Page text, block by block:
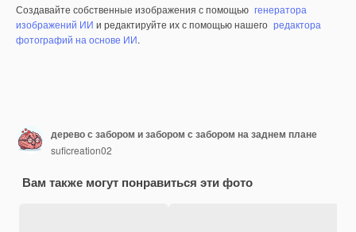
Создавайте собственные изображения с помощью генератора
изображений ИИ и редактируйте их с помощью нашего редактора
фотографий на основе ИИ.
дерево с забором и забором с забором на заднем плане
suficreation02
Вам также могут понравиться эти фото